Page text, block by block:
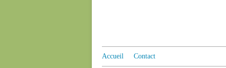
Accueil Contact